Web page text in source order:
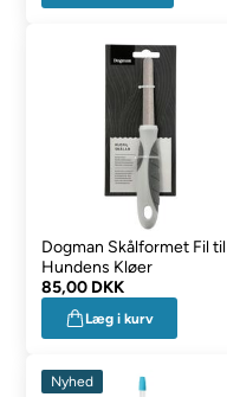
Dogman Skålformet Fil til
Hundens Kløer
85,00 DKK
Læg i kurv
Nyhed